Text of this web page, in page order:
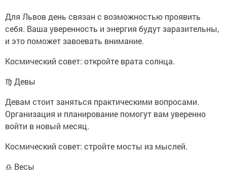
Для Львов день связан с возможностью проявить
себя. Ваша уверенность и энергия будут заразительны,
и это поможет завоевать внимание.
Космический совет: откройте врата солнца.
♍ Девы
Девам стоит заняться практическими вопросами.
Организация и планирование помогут вам уверенно
войти в новый месяц.
Космический совет: стройте мосты из мыслей.
♎ Весы